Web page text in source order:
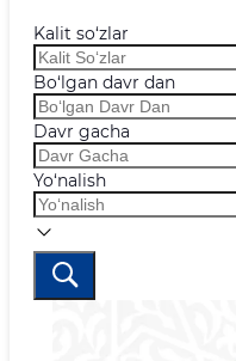
Kalit so‘zlar
Bo‘lgan davr dan
Davr gacha
Yo‘nalish